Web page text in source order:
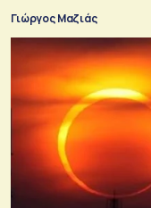
Γιώργος Μαζιάς